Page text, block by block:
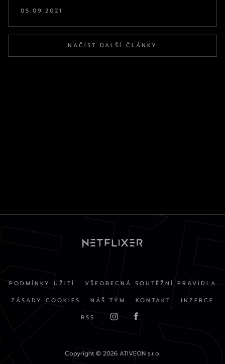
05.09.2021
NAČÍST DALŠÍ ČLÁNKY
PODMÍNKY UŽITÍ
VŠEOBECNÁ SOUTĚŽNÍ PRAVIDLA
ZÁSADY COOKIES
NÁŠ TÝM KONTAKT
INZERCE
RSS
Copyright © 2026 ATIVEON s.r.o.